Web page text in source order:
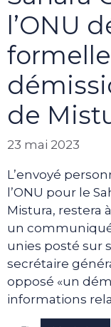
l’ONU
de
23 mai 2023
L’envoyé
l’ONU pour le
Mistura, restera
un
unies posté sur
secrétaire
opposé «un
informations